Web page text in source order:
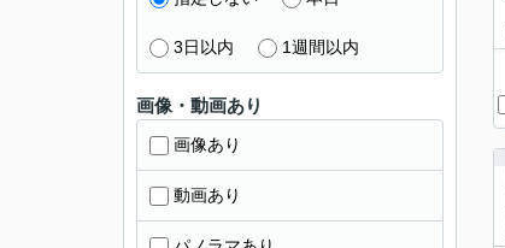
3日以内 1週間以内
画像・動画あり
画像あり
動画あり